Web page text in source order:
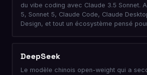
du vibe coding avec Claude 3.5 Sonnet.
5, Sonnet 5, Claude Code, Claude
Design, et tout un écosystème pensé
DeepSeek
Le modèle chinois open-weight qui a